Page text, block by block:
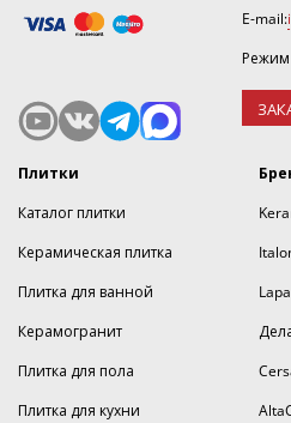
E-mail:
Режим
Плитки
Каталог плитки
Керамическая плитка
Плитка для ванной
Керамогранит
Плитка для пола
Плитка для кухни